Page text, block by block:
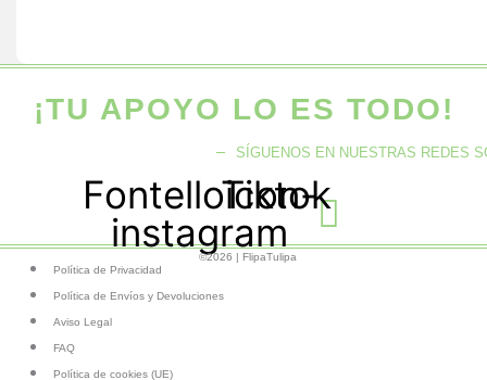
¡TU APOYO LO ES TODO!
SÍGUENOS EN NUESTRAS REDES
Fontelloicon-
instagram
Tiktok
©2026 | FlipaTulipa
Política de Privacidad
Política de Envíos y Devoluciones
Aviso Legal
FAQ
Política de cookies (UE)